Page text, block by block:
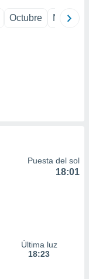
Octubre
Puesta del sol
18:01
Última luz
18:23